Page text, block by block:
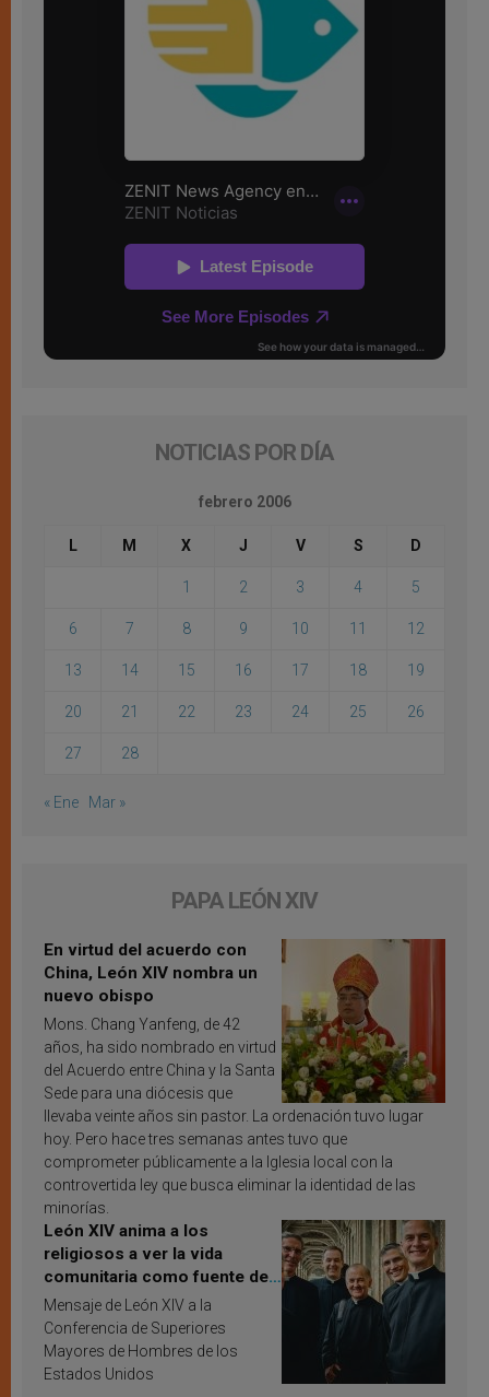
NOTICIAS POR DÍA
febrero 2006
L M X J V S D
1 2 3 4 5
6 7 8 9 10 11 12
13 14 15 16 17 18 19
20 21 22 23 24 25 26
27 28
« Ene Mar »
PAPA LEÓN XIV
En virtud del acuerdo con
China, León XIV nombra un
nuevo obispo
Mons. Chang Yanfeng, de 42
años, ha sido nombrado en virtud
del Acuerdo entre China y la Santa
Sede para una diócesis que
llevaba veinte años sin pastor. La ordenación tuvo lugar
hoy. Pero hace tres semanas antes tuvo que
comprometer públicamente a la Iglesia local con la
controvertida ley que busca eliminar la identidad de las
minorías.
León XIV anima a los
religiosos a ver la vida
comunitaria como fuente de
inspiración y santificación
Mensaje de León XIV a la
Conferencia de Superiores
Mayores de Hombres de los
Estados Unidos